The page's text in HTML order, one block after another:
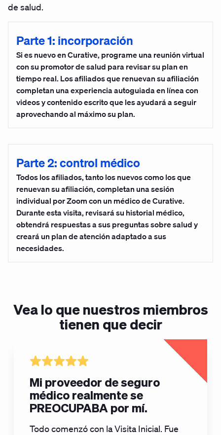
de salud.
Parte 1: incorporación
Si es nuevo en Curative, programe una reunión virtual
con su promotor de salud para revisar su plan en
tiempo real. Los afiliados que renuevan su afiliación
completan una experiencia autoguiada en línea con
videos y contenido escrito que les ayudará a seguir
aprovechando al máximo su plan.
Parte 2: control médico
Todos los afiliados, tanto los nuevos como los que
renuevan su afiliación, completan una sesión
individual por Zoom con un médico de Curative.
Durante esta visita, revisará su historial médico,
obtendrá respuestas a sus preguntas sobre salud y
creará un plan de atención adaptado a sus
necesidades.
Vea lo que nuestros miembros
tienen que decir
Mi proveedor de seguro
médico realmente se
PREOCUPABA por mí.
Todo comenzó con la Visita Inicial. Fue